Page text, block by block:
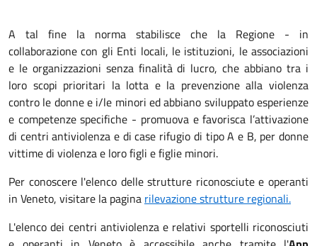
A tal fine la norma stabilisce che la Regione - in
collaborazione con gli Enti locali, le istituzioni, le associazioni
e le organizzazioni senza finalità di lucro, che abbiano tra i
loro scopi prioritari la lotta e la prevenzione alla violenza
contro le donne e i/le minori ed abbiano sviluppato esperienze
e competenze specifiche - promuova e favorisca l’attivazione
di centri antiviolenza e di case rifugio di tipo A e B, per donne
vittime di violenza e loro figli e figlie minori.
Per conoscere l'elenco delle strutture riconosciute e operanti
in Veneto, visitare la pagina rilevazione strutture regionali.
L'elenco dei centri antiviolenza e relativi sportelli riconosciuti